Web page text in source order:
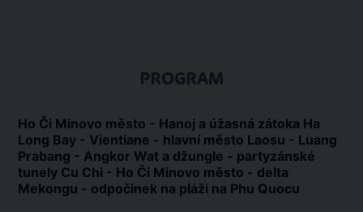
PROGRAM
Ho Či Minovo město - Hanoj a úžasná zátoka Ha
Long Bay - Vientiane - hlavní město Laosu - Luang
Prabang - Angkor Wat a džungle - partyzánské
tunely Cu Chi - Ho Či Minovo město - delta
Mekongu - odpočinek na pláži na Phu Quocu